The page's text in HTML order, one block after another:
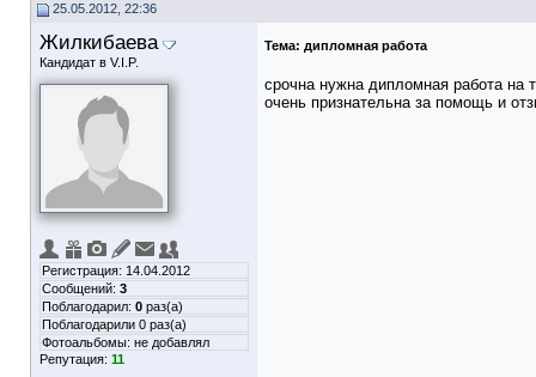
25.05.2012, 22:36
Жилкибаева
Кандидат в V.I.P.
Регистрация: 14.04.2012
Сообщений: 3
Поблагодарил: 0 раз(а)
Поблагодарили 0 раз(а)
Фотоальбомы: не добавлял
Репутация: 11
Тема: дипломная работа
срочна нужна дипломная работа на
очень признательна за помощь и